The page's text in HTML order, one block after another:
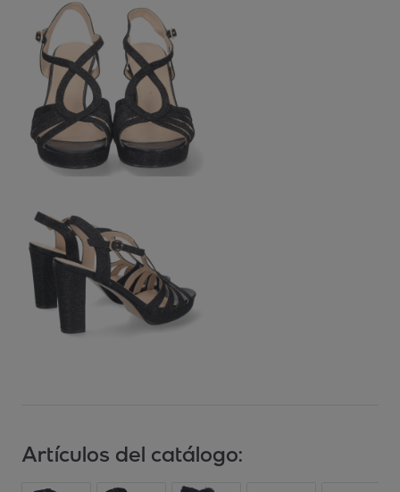
Artículos del catálogo: